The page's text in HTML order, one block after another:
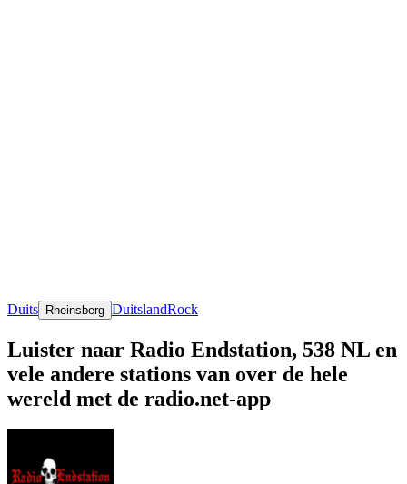
Duits Rheinsberg DuitslandRock
Luister naar Radio Endstation, 538 NL en
vele andere stations van over de hele
wereld met de radio.net-app